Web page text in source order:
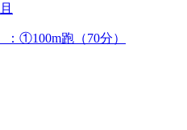
：①100m跑（70分）